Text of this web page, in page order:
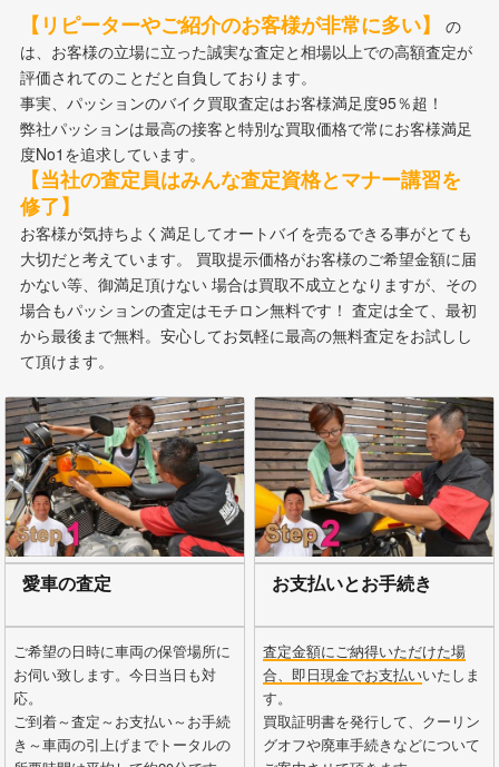
【リピーターやご紹介のお客様が非常に多い】
は、お客様の立場に立った誠実な査定と相場以上での高額査定が
評価されてのことだと自負しております。
事実、パッションのバイク買取査定はお客様満足度95％超！
弊社パッションは最高の接客と特別な買取価格で常にお客様満足
度No1を追求しています。
【当社の査定員はみんな査定資格とマナー講習を
修了】
お客様が気持ちよく満足してオートバイを売るできる事がとても
大切だと考えています。 買取提示価格がお客様のご希望金額に届
かない等、御満足頂けない 場合は買取不成立となりますが、その
場合もパッションの査定はモチロン無料です！ 査定は全て、最初
から最後まで無料。安心してお気軽に最高の無料査定をお試しし
て頂けます。
愛車の査定
ご希望の日時に車両の保管場所に
お伺い致します。今日当日も対
応。
ご到着～査定～お支払い～お手続
き～車両の引上げまでトータルの
お支払いとお手続き
査定金額にご納得いただけた場
合、即日現金でお支払いいたしま
す。
買取証明書を発行して、クーリン
グオフや廃車手続きなどについて